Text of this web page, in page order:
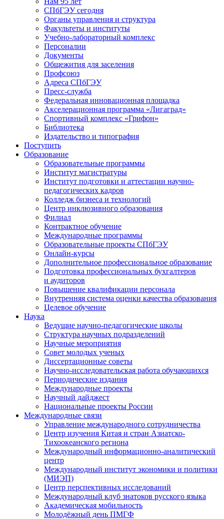
СПбГЭУ сегодня
Органы управления и структура
Факультеты и институты
Учебно-лабораторный комплекс
Персоналии
Документы
Общежития для заселения
Профсоюз
Адреса СПбГЭУ
Пресс-служба
Федеральная инновационная площадка
Акселерационная программа «Лигаград»­­
Спортивный комплекс «Грифон»
Библиотека
Издательство и типография
Поступить
Образование
Образовательные программы
Институт магистратуры
Институт подготовки и аттестации научно-
педагогических кадров
Колледж бизнеса и технологий
Центр инклюзивного образования
Филиал
Контрактное обучение
Международные программы
Образовательные проекты СПбГЭУ
Онлайн-курсы
Дополнительное профессиональное образование
Подготовка профессиональных бухгалтеров
и аудиторов
Повышение квалификации персонала
Внутренняя система оценки качества образования
Целевое обучение
Наука
Ведущие научно-педагогические школы
Структура научных подразделений
Научные мероприятия
Совет молодых ученых
Диссертационные советы
Научно-исследовательская работа обучающихся
Периодические издания
Международные проекты
Научный дайджест
Национальные проекты России
Международные связи
Управление международного сотрудничества
Центр изучения Китая и стран Азиатско-
Тихоокеанского региона
Международный информационно-аналитический
центр
Международный институт экономики и политики
(МИЭП)
Центр перспективных исследований
Международный клуб знатоков русского языка
Академическая мобильность
Молодёжный день ПМГФ